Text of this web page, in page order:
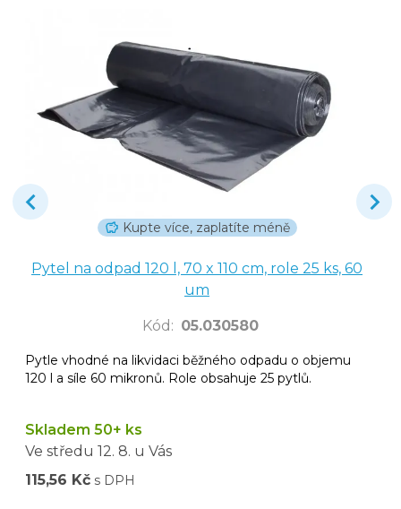
Kupte více, zaplatíte méně
Pytel na odpad 120 l, 70 x 110 cm, role 25 ks, 60
um
Kód : 05.030580
Pytle vhodné na likvidaci běžného odpadu o objemu
120 l a síle 60 mikronů. Role obsahuje 25 pytlů.
Skladem 50+ ks
Ve středu 12. 8. u Vás
115,56 Kč s DPH